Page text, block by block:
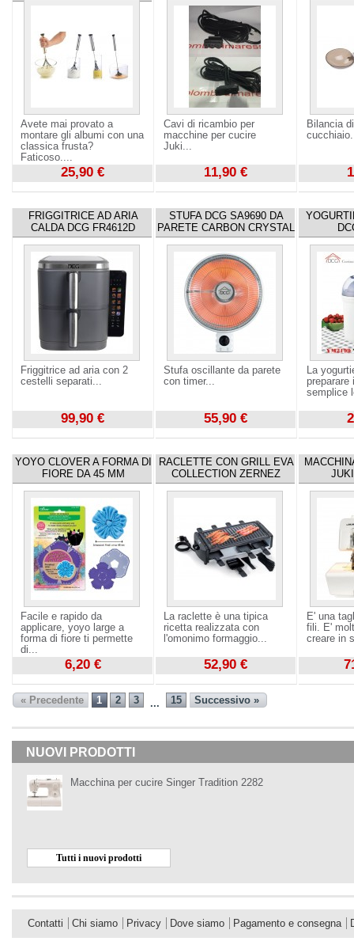
Avete mai provato a
montare gli albumi con una
classica frusta?
Faticoso....
25,90 €
Cavi di ricambio per
macchine per cucire
Juki...
11,90 €
Bilancia
FRIGGITRICE AD ARIA
CALDA DCG FR4612D
Friggitrice ad aria con 2
cestelli separati...
99,90 €
STUFA DCG SA9690 DA
PARETE CARBON CRYSTAL
Stufa oscillante da parete
con timer...
55,90 €
La
preparare
semplice
YOYO CLOVER A FORMA DI
FIORE DA 45 MM
Facile e rapido da
applicare, yoyo large a
forma di fiore ti permette
di...
6,20 €
RACLETTE CON GRILL EVA
COLLECTION ZERNEZ
La raclette è una tipica
ricetta realizzata con
l'omonimo formaggio...
52,90 €
E' una
fili. E'
creare in
« Precedente 1 2 3 ... 15 Successivo »
NUOVI PRODOTTI
Macchina per cucire Singer Tradition 2282
Tutti i nuovi prodotti
Contatti Chi siamo Privacy Dove siamo Pagamento e consegna